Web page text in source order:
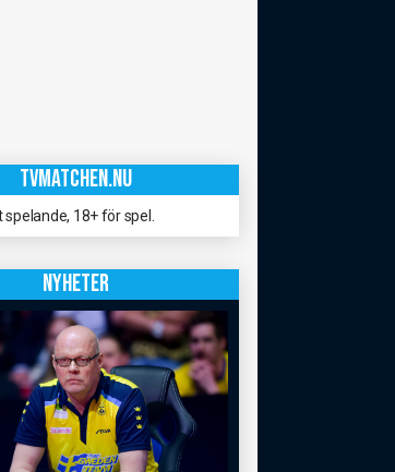
TVMATCHEN.NU
18+ för spel.
NYHETER